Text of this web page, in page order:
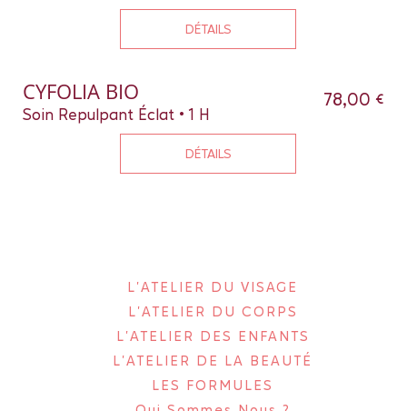
DÉTAILS
CYFOLIA BIO
Soin Repulpant Éclat • 1 H
78,00 €
DÉTAILS
L'ATELIER DU VISAGE
L'ATELIER DU CORPS
L'ATELIER DES ENFANTS
L'ATELIER DE LA BEAUTÉ
LES FORMULES